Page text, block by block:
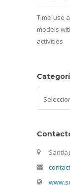
Time-use
models
activities